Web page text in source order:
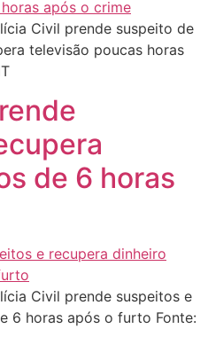
Civil prende suspeito de
televisão poucas horas
de 6 horas
Civil prende suspeitos e
6 horas após o furto Fonte: